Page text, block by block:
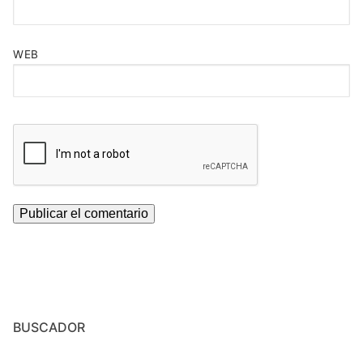
WEB
BUSCADOR